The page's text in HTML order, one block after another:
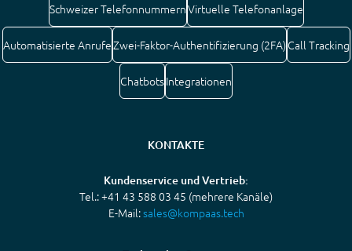
Schweizer TelefonnummernVirtuelle Telefonanlage
Automatisierte AnrufeZwei-Faktor-Authentifizierung (2FA)Call Tracking
ChatbotsIntegrationen
KONTAKTE
Kundenservice und Vertrieb:
Tel.: +41 43 588 03 45 (mehrere Kanäle)
E-Mail:sales@kompaas.tech